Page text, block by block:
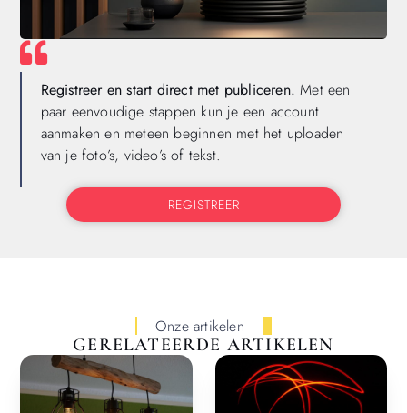
Registreer en start direct met publiceren. Met een
paar eenvoudige stappen kun je een account
aanmaken en meteen beginnen met het uploaden
van je foto’s, video’s of tekst.
REGISTREER
Onze artikelen
GERELATEERDE ARTIKELEN